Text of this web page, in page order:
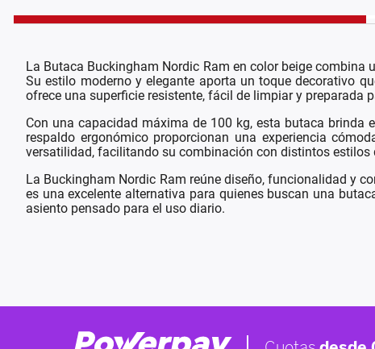
La Butaca Buckingham Nordic Ram en color beige
Su estilo moderno y elegante aporta un toque decorativo
ofrece una superficie resistente, fácil de limpiar y preparada
Con una capacidad máxima de 100 kg, esta butaca
respaldo ergonómico proporcionan una experiencia
versatilidad, facilitando su combinación con distintos estilos
La Buckingham Nordic Ram reúne diseño, funcionalidad y
es una excelente alternativa para quienes buscan una
asiento pensado para el uso diario.